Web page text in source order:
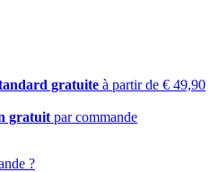
gratuite à partir de € 49,90
gratuit par commande
?